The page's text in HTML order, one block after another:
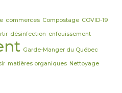
commerces Compostage COVID-19
désinfection enfouissement
Garde-Manger du Québec
matières organiques Nettoyage